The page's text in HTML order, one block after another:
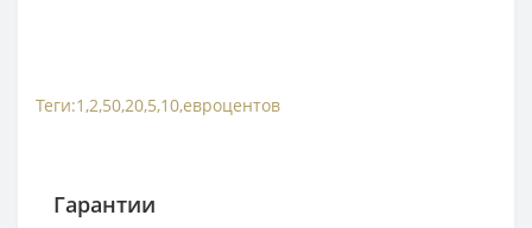
Теги:1 ,2,50,20,5,10,евроцентов
Гарантии